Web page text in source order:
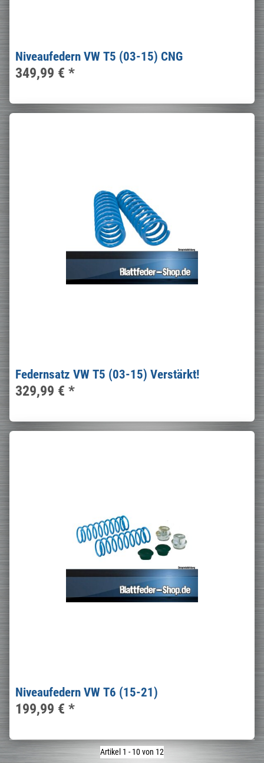
Niveaufedern VW T5 (03-15) CNG
349,99 € *
Federnsatz VW T5 (03-15) Verstärkt!
329,99 € *
Niveaufedern VW T6 (15-21)
199,99 € *
Artikel 1 - 10 von 12